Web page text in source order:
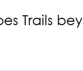
Trails